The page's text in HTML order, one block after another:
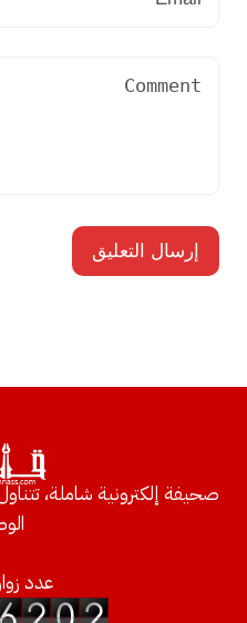
صحيفة إلكترونية شاملة، تتناول
عدد